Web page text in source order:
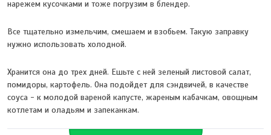
нарежем кусочками и тоже погрузим в блендер.
Все тщательно измельчим, смешаем и взобьем. Такую заправку
нужно использовать холодной.
Хранится она до трех дней. Ешьте с ней зеленый листовой салат,
помидоры, картофель. Она подойдет для сэндвичей, в качестве
соуса - к молодой вареной капусте, жареным кабачкам, овощным
котлетам и оладьям и запеканкам.